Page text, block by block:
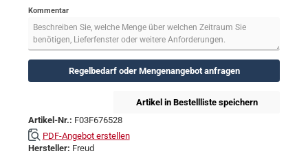
Kommentar
Regelbedarf oder Mengenangebot anfragen
Artikel in Bestellliste speichern
Artikel-Nr.: F03F676528
PDF-Angebot erstellen
Hersteller: Freud